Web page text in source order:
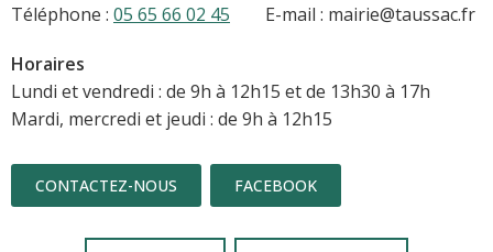
Téléphone : 05 65 66 02 45 E-mail : mairie@taussac.fr
Horaires
Lundi et vendredi : de 9h à 12h15 et de 13h30 à 17h
Mardi, mercredi et jeudi : de 9h à 12h15
CONTACTEZ-NOUS FACEBOOK